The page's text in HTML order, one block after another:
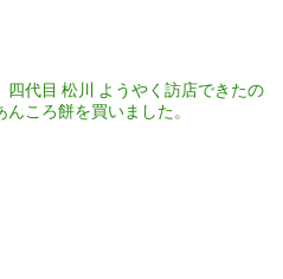
四代目 松川 ようやく訪店できたの
んころ餅を買いました。